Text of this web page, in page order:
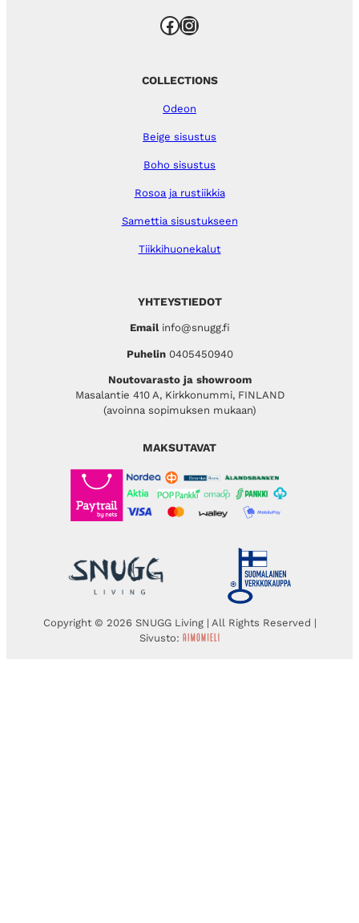
Facebook Instagram
YHTEYSTIEDOT
Emailinfo@snugg.fi
Puhelin 0405450940
Noutovarasto ja showroom
Masalantie 410 A, Kirkkonummi, FINLAND
(avoinna sopimuksen mukaan)
COLLECTIONS
Odeon
Beige sisustus
Boho sisustus
Rosoa ja rustiikkia
Samettia sisustukseen
Tiikkihuonekalut
MAKSUTAVAT
Copyright © 2026 SNUGG Living | All Rights Reserved |
Sivusto: